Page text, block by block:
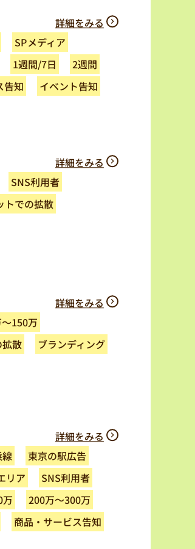
詳細をみる
SPメディア
1週間/7日 2週間
告知 イベント告知
詳細をみる
SNS利用者
トでの拡散
詳細をみる
150万
散 ブランディング
詳細をみる
東京の駅広告
リア SNS利用者
万 200万～300万
商品・サービス告知